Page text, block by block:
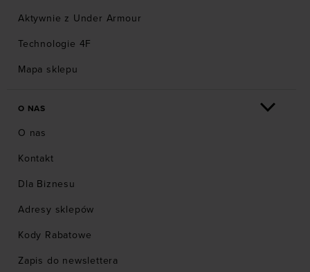
Aktywnie z Under Armour
Technologie 4F
Mapa sklepu
O NAS
O nas
Kontakt
Dla Biznesu
Adresy sklepów
Kody Rabatowe
Zapis do newslettera